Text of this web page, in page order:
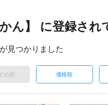
かん】 に登録され
見つかりました
め順 価格順